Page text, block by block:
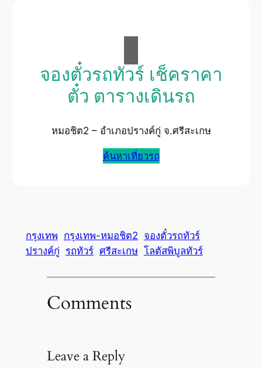
จองตั๋วรถทัวร์ เช็คราคา
ตั๋ว ตารางเดินรถ
หมอชิต2 – อำเภอปรางค์กู่ จ.ศรีสะเกษ
ค้นหาเที่ยวรถ
กรุงเทพ กรุงเทพ-หมอชิต2 จองตั๋วรถทัวร์
ปรางค์กู่ รถทัวร์ ศรีสะเกษ โลตัสพิบูลทัวร์
Comments
Leave a Reply